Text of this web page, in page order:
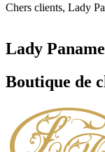
Chers clients, Lady
Lady Paname
Boutique de